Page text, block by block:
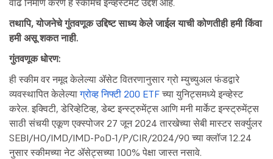
तथापि, योजनेचे गुंतवणूक उद्दिष्ट साध्य केले जाईल याची कोणतीही हमी किंवा
हमी असू शकत नाही.
गुंतवणूक धोरण:
ही स्कीम वर नमूद केलेल्या ॲसेट वितरणानुसार ग्रो म्युच्युअल फंडद्वारे
व्यवस्थापित केलेल्याग्रोव्ह निफ्टी 200 ETF च्या युनिट्समध्ये इन्व्हेस्ट
करेल. इक्विटी, डेरिव्हेटिव्ह, डेब्ट इन्स्ट्रुमेंट्स आणि मनी मार्केट इन्स्ट्रुमेंट्स
साठी संचयी एकूण एक्स्पोजर 27 जून 2024 तारखेच्या सेबी मास्टर सर्क्युलर
SEBI/HO/IMD/IMD-PoD-1/P/CIR/2024/90 च्या क्लॉज 12.24
नुसार स्कीमच्या नेट ॲसेट्सच्या 100% पेक्षा जास्त नसावे.